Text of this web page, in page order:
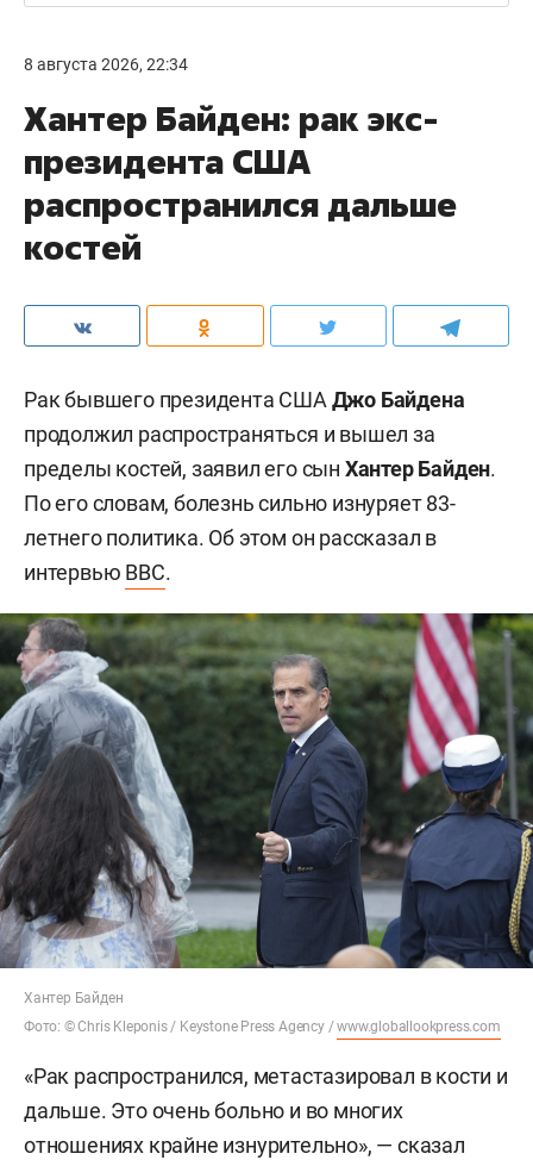
8 августа 2026, 22:34
Хантер Байден: рак экс-
президента США
распространился дальше
костей
Рак бывшего президента США Джо Байдена
продолжил распространяться и вышел за
пределы костей, заявил его сын Хантер Байден.
По его словам, болезнь сильно изнуряет 83-
летнего политика. Об этом он рассказал в
интервью BBC.
Хантер Байден
Фото: © Chris Kleponis / Keystone Press Agency /www.globallookpress.com
«Рак распространился, метастазировал в кости и
дальше. Это очень больно и во многих
отношениях крайне изнурительно», — сказал